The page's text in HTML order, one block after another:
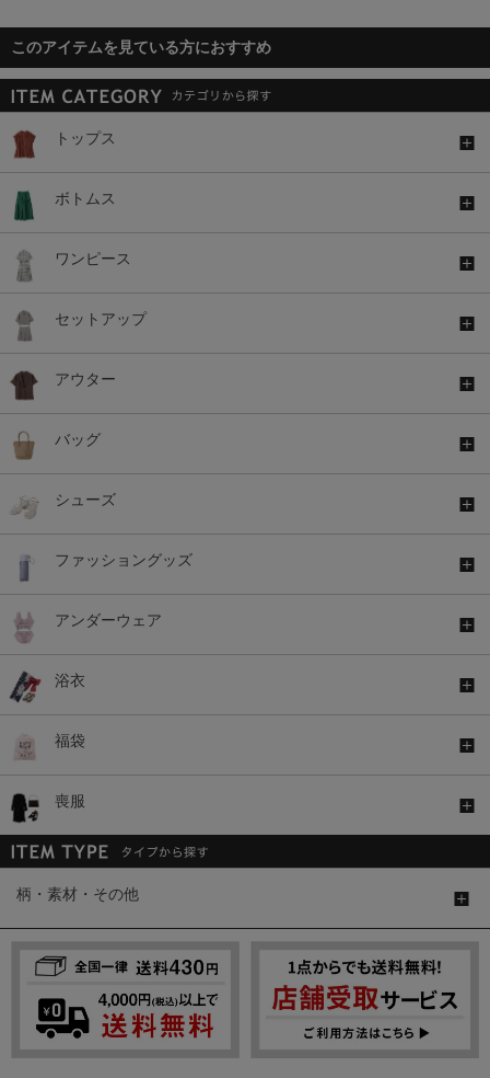
このアイテムを見ている方におすすめ
トップス
ボトムス
ワンピース
セットアップ
アウター
バッグ
シューズ
ファッショングッズ
アンダーウェア
浴衣
福袋
喪服
柄・素材・その他